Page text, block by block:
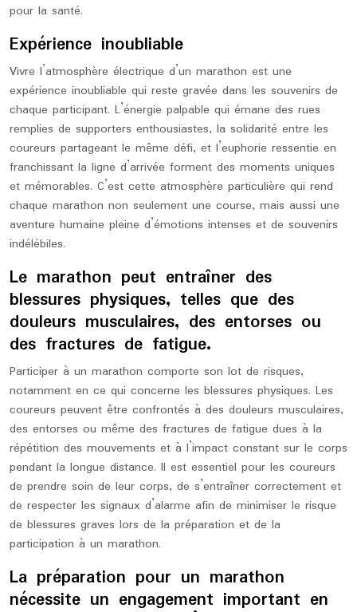
pour la santé.
Expérience inoubliable
Vivre l’atmosphère électrique d’un marathon est une
expérience inoubliable qui reste gravée dans les souvenirs de
chaque participant. L’énergie palpable qui émane des rues
remplies de supporters enthousiastes, la solidarité entre les
coureurs partageant le même défi, et l’euphorie ressentie en
franchissant la ligne d’arrivée forment des moments uniques
et mémorables. C’est cette atmosphère particulière qui rend
chaque marathon non seulement une course, mais aussi une
aventure humaine pleine d’émotions intenses et de souvenirs
indélébiles.
Le marathon peut entraîner des
blessures physiques, telles que des
douleurs musculaires, des entorses ou
des fractures de fatigue.
Participer à un marathon comporte son lot de risques,
notamment en ce qui concerne les blessures physiques. Les
coureurs peuvent être confrontés à des douleurs musculaires,
des entorses ou même des fractures de fatigue dues à la
répétition des mouvements et à l’impact constant sur le corps
pendant la longue distance. Il est essentiel pour les coureurs
de prendre soin de leur corps, de s’entraîner correctement et
de respecter les signaux d’alarme afin de minimiser le risque
de blessures graves lors de la préparation et de la
participation à un marathon.
La préparation pour un marathon
nécessite un engagement important en